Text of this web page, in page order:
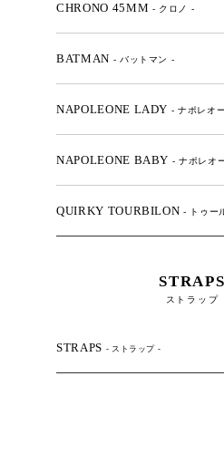
CHRONO 45MM - クロノ -
BATMAN - バットマン -
NAPOLEONE LADY - ナポレオ
NAPOLEONE BABY - ナポレオ
QUIRKY TOURBILON- トゥー
STRAPS
ストラップ
STRAPS - ストラップ -